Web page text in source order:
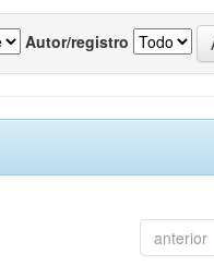
Autor/registro
anterior